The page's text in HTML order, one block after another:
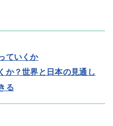
ていくか
か？世界と日本の見通し
る